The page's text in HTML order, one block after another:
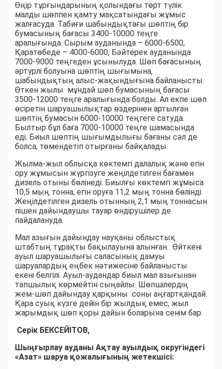
Өңір тұрғындарының қолындағы төрт түлік
малды шөппен қамту мақсатындағы жұмыс
жалғасуда. Табиғи шабындықтағы шөптің бір
бумасының бағасы 3400-10000 теңге
аралығында. Сырым ауданында – 6000-6500,
Қаратөбеде – 4000-6000, Бәйтерек ауданында
7000-9000 теңгеден ұсынылуда. Шөп бағасының
әртүрлі болуына шөптің шығымына,
шабындықтың алыс-жақындығына байланысты.
Өткен жылы мұндай шөп бумасының бағасы
3500-12000 теңге аралығында болды. Ал екпе шөп
өсіретін шаруашылықтар өздерінен артылған
шөптің бумасын 6000-10000 теңгеге сатуда.
Былтыр бұл баға 7000-10000 теңге шамасында
еді. Биыл шөптің шығымдылығы бағаны сәл де
болса, төмендетіп отырғаны байқалады.
Жылма-жыл облысқа көктемгі далалық және егін
ору жұмысын жүргізуге жеңілдетілген бағамен
дизель отыны бөлінеді. Биылғы көктемгі жұмыса
10,5 мың тонна, егін оруға 11,2 мың тонна бөлінді.
Жеңілдетілген дизель отынның 2,1 мың тоннасын
пішен дайындаушы тауар өндірушілер де
пайдалануда.
Мал азығын дайындау науқаны облыстық
штабтың тұрақты бақылауына алынған. Өйткені
ауыл шаруашылығы саласының дамуы
шаруалардың еңбек нәтижесіне байланысты
екені белгілі. Ауыл-аудандар биыл мал азығынан
тапшылық көрмейтін сыңайлы. Шөпшілердің
жем-шөп дайындау қарқыны соны аңғартқандай.
Қара суық күзге дейін бір жылдық емес, жыл
жарымдық шөп қоры дайын боларына сенім бар.
Серік БЕКСЕЙІТОВ,
Шыңғырлау ауданы Ақтау ауылдық округіндегі
«Азат» шаруа қожалығының жетекшісі: